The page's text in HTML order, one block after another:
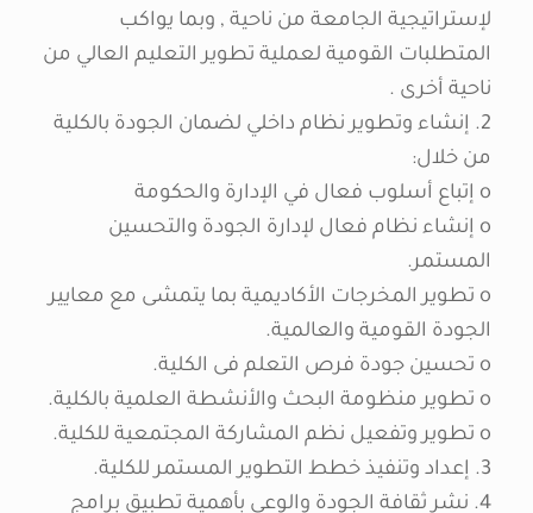
لإستراتيجية الجامعة من ناحية , وبما يواكب
المتطلبات القومية لعملية تطوير التعليم العالي من
ناحية أخرى .
2. إنشاء وتطوير نظام داخلي لضمان الجودة بالكلية
من خلال:
o إتباع أسلوب فعال في الإدارة والحكومة
o إنشاء نظام فعال لإدارة الجودة والتحسين
المستمر.
o تطوير المخرجات الأكاديمية بما يتمشى مع معايير
الجودة القومية والعالمية.
o تحسين جودة فرص التعلم فى الكلية.
o تطوير منظومة البحث والأنشطة العلمية بالكلية.
o تطوير وتفعيل نظم المشاركة المجتمعية للكلية.
3. إعداد وتنفيذ خطط التطوير المستمر للكلية.
4. نشر ثقافة الجودة والوعي بأهمية تطبيق برامج